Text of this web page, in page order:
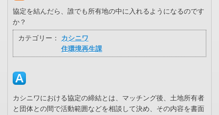
協定を結んだら、誰でも所有地の中に入れるようになるのです
か？
カテゴリー：
カシニワ
住環境再生課
カシニワにおける協定の締結とは、マッチング後、土地所有者
と団体との間で活動範囲などを相談して決め、その内容を書面